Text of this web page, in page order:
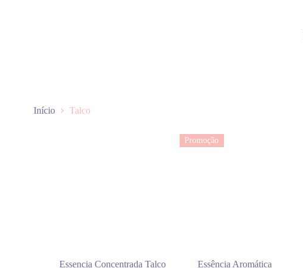
Início Talco
Essencia Concentrada Talco
Promoção
Essência Aromática